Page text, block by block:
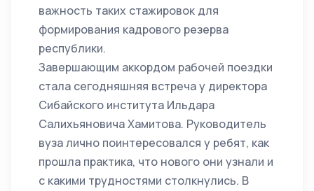
важность таких стажировок для
формирования кадрового резерва
республики.
Завершающим аккордом рабочей поездки
стала сегодняшняя встреча у директора
Сибайского института Ильдара
Салихьяновича Хамитова. Руководитель
вуза лично поинтересовался у ребят, как
прошла практика, что нового они узнали и
с какими трудностями столкнулись. В